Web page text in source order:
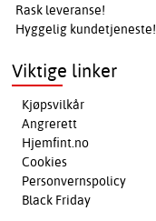
Rask leveranse!
Hyggelig kundetjeneste!
Viktige linker
Kjøpsvilkår
Angrerett
Hjemfint.no
Cookies
Personvernspolicy
Black Friday